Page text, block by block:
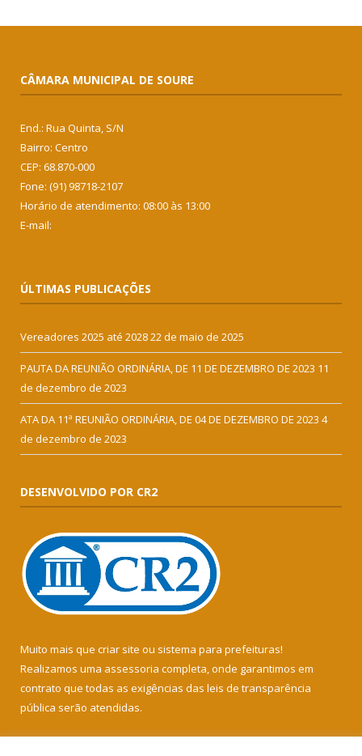
CÂMARA MUNICIPAL DE SOURE
End.: Rua Quinta, S/N
Bairro: Centro
CEP: 68.870-000
Fone: (91) 98718-2107
Horário de atendimento: 08:00 às 13:00
E-mail:
ÚLTIMAS PUBLICAÇÕES
Vereadores 2025 até 202822 de maio de 2025
PAUTA DA REUNIÃO ORDINÁRIA, DE 11 DE DEZEMBRO DE 2023 11
de dezembro de 2023
ATA DA 11ª REUNIÃO ORDINÁRIA, DE 04 DE DEZEMBRO DE 2023 4
de dezembro de 2023
DESENVOLVIDO POR CR2
Muito mais que criar site ou sistema para prefeituras!
Realizamos uma assessoria completa, onde garantimos em
contrato que todas as exigências das leis de transparência
pública serão atendidas.